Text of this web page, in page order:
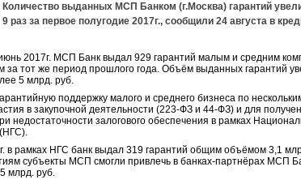
Количество выданных МСП Банком (г.Москва) гарантий
9 раз за первое полугодие 2017г., сообщили 24 августа в
2017г. МСП Банк выдал 929 гарантий малым и средним
за тот же период прошлого года. Объём выданных гарантий
5 млрд. руб.
поддержку малого и среднего бизнеса по
в закупочной деятельности (223-ФЗ и 44-ФЗ) и для
недостаточности залогового обеспечения в рамках
в рамках НГС банк выдал 319 гарантий общим объёмом 3,1
субъекты МСП смогли привлечь в банках-партнёрах МСП
млрд. руб.